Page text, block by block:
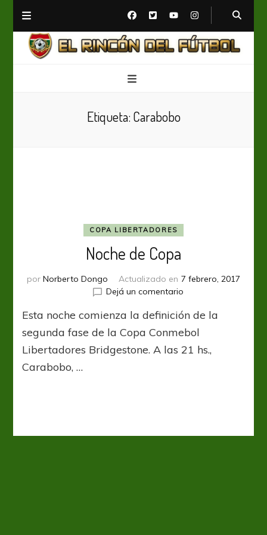
Etiqueta: Carabobo
COPA LIBERTADORES
Noche de Copa
por Norberto Dongo Actualizado en 7 febrero, 2017
Dejá un comentarioen
de
Copa
Esta noche comienza la definición de la
segunda fase de la Copa Conmebol
Libertadores Bridgestone. A las 21 hs.,
Carabobo, …